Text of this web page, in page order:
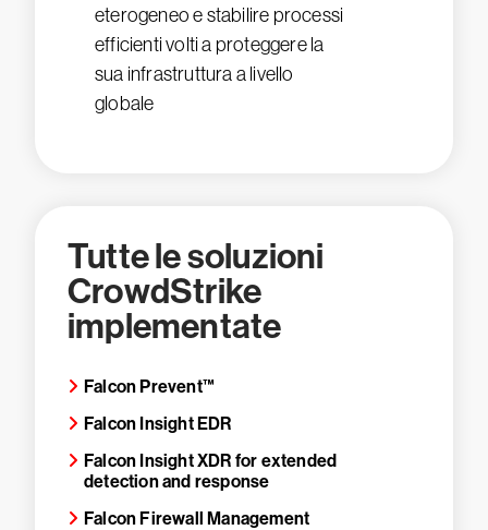
eterogeneo e stabilire processi
efficienti volti a proteggere la
sua infrastruttura a livello
globale
Tutte le soluzioni
CrowdStrike
implementate
Falcon Prevent™
Falcon Insight EDR
Falcon Insight XDR for extended
detection and response
Falcon Firewall Management